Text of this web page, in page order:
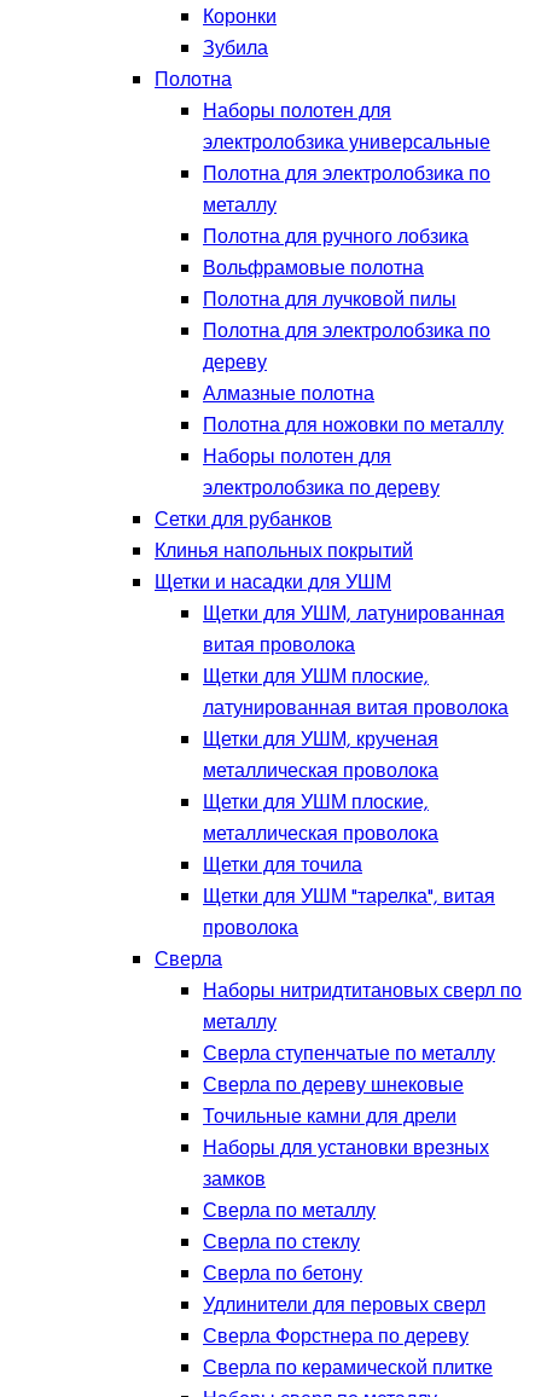
Коронки
Зубила
Полотна
Наборы полотен для
электролобзика универсальные
Полотна для электролобзика по
металлу
Полотна для ручного лобзика
Вольфрамовые полотна
Полотна для лучковой пилы
Полотна для электролобзика по
дереву
Алмазные полотна
Полотна для ножовки по металлу
Наборы полотен для
электролобзика по дереву
Сетки для рубанков
Клинья напольных покрытий
Щетки и насадки для УШМ
Щетки для УШМ, латунированная
витая проволока
Щетки для УШМ плоские,
латунированная витая проволока
Щетки для УШМ, крученая
металлическая проволока
Щетки для УШМ плоские,
металлическая проволока
Щетки для точила
Щетки для УШМ "тарелка", витая
проволока
Сверла
Наборы нитридтитановых сверл по
металлу
Сверла ступенчатые по металлу
Сверла по дереву шнековые
Точильные камни для дрели
Наборы для установки врезных
замков
Сверла по металлу
Сверла по стеклу
Сверла по бетону
Удлинители для перовых сверл
Сверла Форстнера по дереву
Сверла по керамической плитке